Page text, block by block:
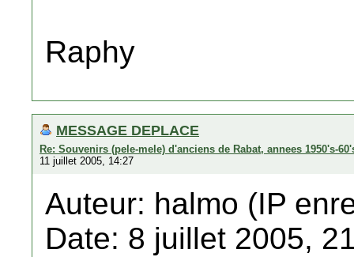
Raphy
MESSAGE DEPLACE
Re: Souvenirs (pele-mele) d'anciens de Rabat, annees 1950's-
11 juillet 2005, 14:27
Auteur: halmo (IP
Date: 8 juillet 2005,